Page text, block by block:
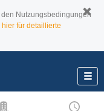
Nutzungsbedingungen
hier für detaillierte